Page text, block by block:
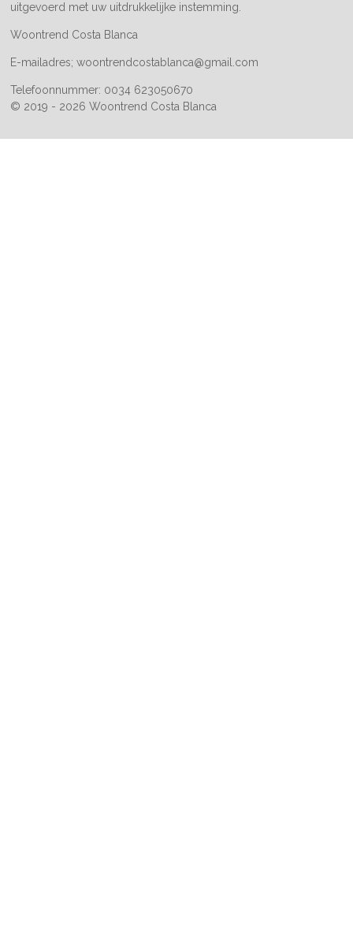
uitgevoerd met uw uitdrukkelijke instemming.
Woontrend Costa Blanca
E-mailadres; woontrendcostablanca@gmail.com
Telefoonnummer: 0034 623050670
© 2019 - 2026 Woontrend Costa Blanca